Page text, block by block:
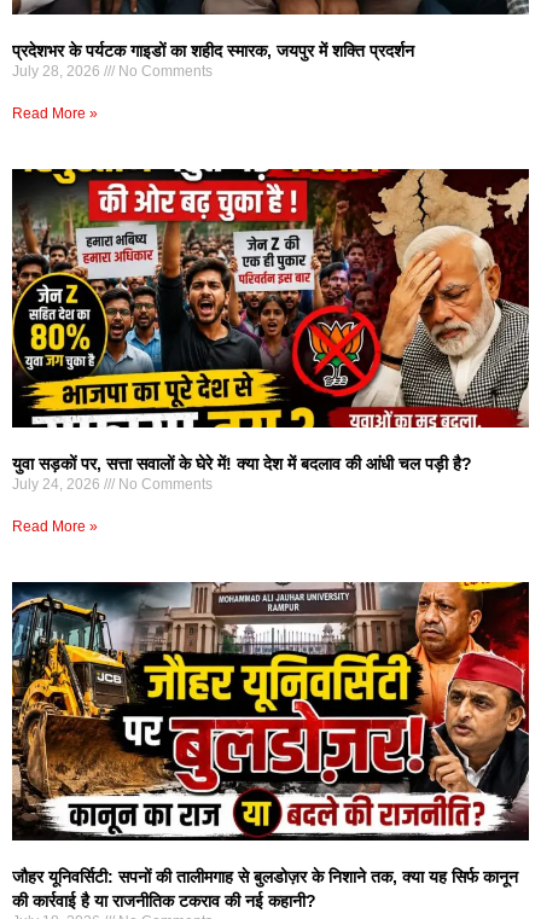
प्रदेशभर के पर्यटक गाइडों का शहीद स्मारक, जयपुर में शक्ति प्रदर्शन
July 28, 2026 No Comments
Read More »
युवा सड़कों पर, सत्ता सवालों के घेरे में! क्या देश में बदलाव की आंधी चल पड़ी है?
July 24, 2026 No Comments
Read More »
जौहर यूनिवर्सिटी: सपनों की तालीमगाह से बुलडोज़र के निशाने तक, क्या यह सिर्फ कानून
की कार्रवाई है या राजनीतिक टकराव की नई कहानी?